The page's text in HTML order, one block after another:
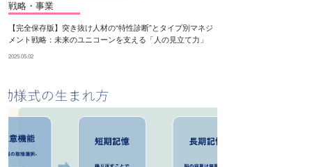
戦略・事業
【完全保存版】突き抜け人材の“特性診断”とタイプ別マネジ
メント戦略：未来のユニコーンを支える「人の見立て力」
2025.05.02